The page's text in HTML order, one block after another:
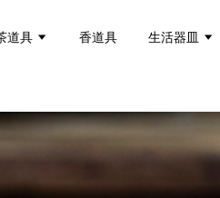
道具 香道具 生活器皿